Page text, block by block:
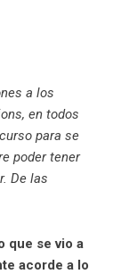
a los
en todos
para se
poder tener
De las
que se vio a
acorde a lo